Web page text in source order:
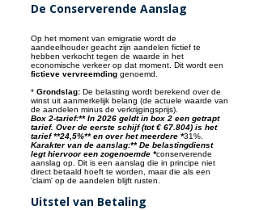
De Conserverende Aanslag
Op het moment van emigratie wordt de
aandeelhouder geacht zijn aandelen fictief te
hebben verkocht tegen de waarde in het
economische verkeer op dat moment. Dit wordt een
fictieve vervreemding genoemd.
* Grondslag: De belasting wordt berekend over de
winst uit aanmerkelijk belang (de actuele waarde van
de aandelen minus de verkrijgingsprijs).
Box 2-tarief:** In 2026 geldt in box 2 een getrapt
tarief. Over de eerste schijf (tot € 67.804) is het
tarief **24,5%** en over het meerdere *31%.
Karakter van de aanslag:** De belastingdienst
legt hiervoor een zogenoemde *conserverende
aanslag op. Dit is een aanslag die in principe niet
direct betaald hoeft te worden, maar die als een
'claim' op de aandelen blijft rusten.
Uitstel van Betaling